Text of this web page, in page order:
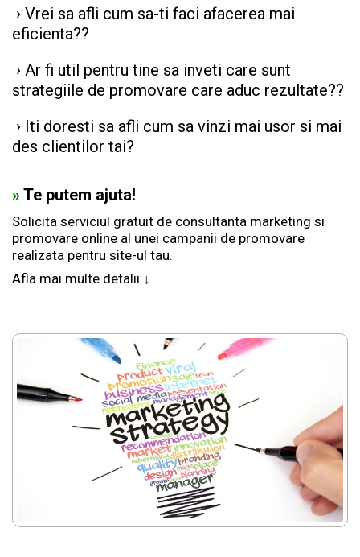
› Vrei sa afli cum sa-ti faci afacerea mai
eficienta??
› Ar fi util pentru tine sa inveti care sunt
strategiile de promovare care aduc rezultate??
› Iti doresti sa afli cum sa vinzi mai usor si mai
des clientilor tai?
»Te putem ajuta!
Solicita serviciul gratuit de consultanta marketing si
promovare online al unei campanii de promovare
realizata pentru site-ul tau.
Afla mai multe detalii ↓